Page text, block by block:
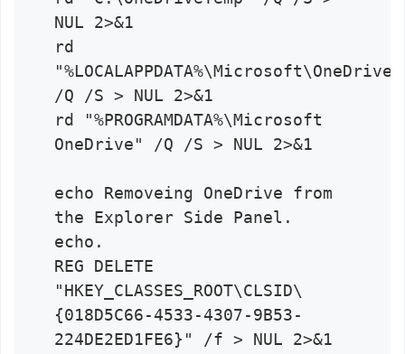
NUL 2>&1
rd
"%LOCALAPPDATA%\Microsoft\OneDrive"
/Q /S > NUL 2>&1
rd "%PROGRAMDATA%\Microsoft
OneDrive" /Q /S > NUL 2>&1
echo Removeing OneDrive from
the Explorer Side Panel.
echo.
REG DELETE
"HKEY_CLASSES_ROOT\CLSID\
{018D5C66-4533-4307-9B53-
224DE2ED1FE6}" /f > NUL 2>&1